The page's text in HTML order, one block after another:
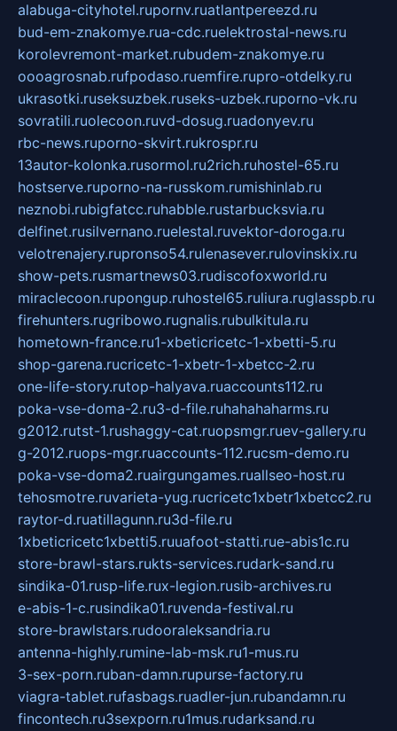
alabuga-cityhotel.rupornv.ruatlantpereezd.ru
bud-em-znakomye.rua-cdc.ruelektrostal-news.ru
korolevremont-market.rubudem-znakomye.ru
oooagrosnab.rufpodaso.ruemfire.rupro-otdelky.ru
ukrasotki.ruseksuzbek.ruseks-uzbek.ruporno-vk.ru
sovratili.ruolecoon.ruvd-dosug.ruadonyev.ru
rbc-news.ruporno-skvirt.rukrospr.ru
13autor-kolonka.rusormol.ru2rich.ruhostel-65.ru
hostserve.ruporno-na-russkom.rumishinlab.ru
neznobi.rubigfatcc.ruhabble.rustarbucksvia.ru
delfinet.rusilvernano.ruelestal.ruvektor-doroga.ru
velotrenajery.rupronso54.rulenasever.rulovinskix.ru
show-pets.rusmartnews03.rudiscofoxworld.ru
miraclecoon.rupongup.ruhostel65.ruliura.ruglasspb.ru
firehunters.rugribowo.rugnalis.rubulkitula.ru
hometown-france.ru1-xbeticricetc-1-xbetti-5.ru
shop-garena.rucricetc-1-xbetr-1-xbetcc-2.ru
one-life-story.rutop-halyava.ruaccounts112.ru
poka-vse-doma-2.ru3-d-file.ruhahahaharms.ru
g2012.rutst-1.rushaggy-cat.ruopsmgr.ruev-gallery.ru
g-2012.ruops-mgr.ruaccounts-112.rucsm-demo.ru
poka-vse-doma2.ruairgungames.ruallseo-host.ru
tehosmotre.ruvarieta-yug.rucricetc1xbetr1xbetcc2.ru
raytor-d.ruatillagunn.ru3d-file.ru
1xbeticricetc1xbetti5.ruuafoot-statti.rue-abis1c.ru
store-brawl-stars.rukts-services.rudark-sand.ru
sindika-01.rusp-life.rux-legion.rusib-archives.ru
e-abis-1-c.rusindika01.ruvenda-festival.ru
store-brawlstars.rudooraleksandria.ru
antenna-highly.rumine-lab-msk.ru1-mus.ru
3-sex-porn.ruban-damn.rupurse-factory.ru
viagra-tablet.rufasbags.ruadler-jun.rubandamn.ru
fincontech.ru3sexporn.ru1mus.rudarksand.ru